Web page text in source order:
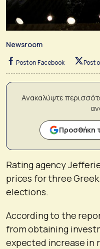
Newsroom
Post on Facebook Post
Ανακαλύψτε
Προσθήκη
Rating agency
prices for three
elections.
According to the
from obtaining
expected increase in